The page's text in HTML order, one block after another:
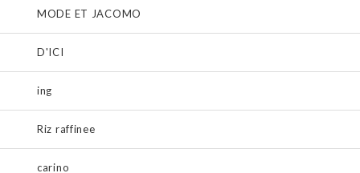
MODE ET JACOMO
D'ICI
ing
Riz raffinee
carino